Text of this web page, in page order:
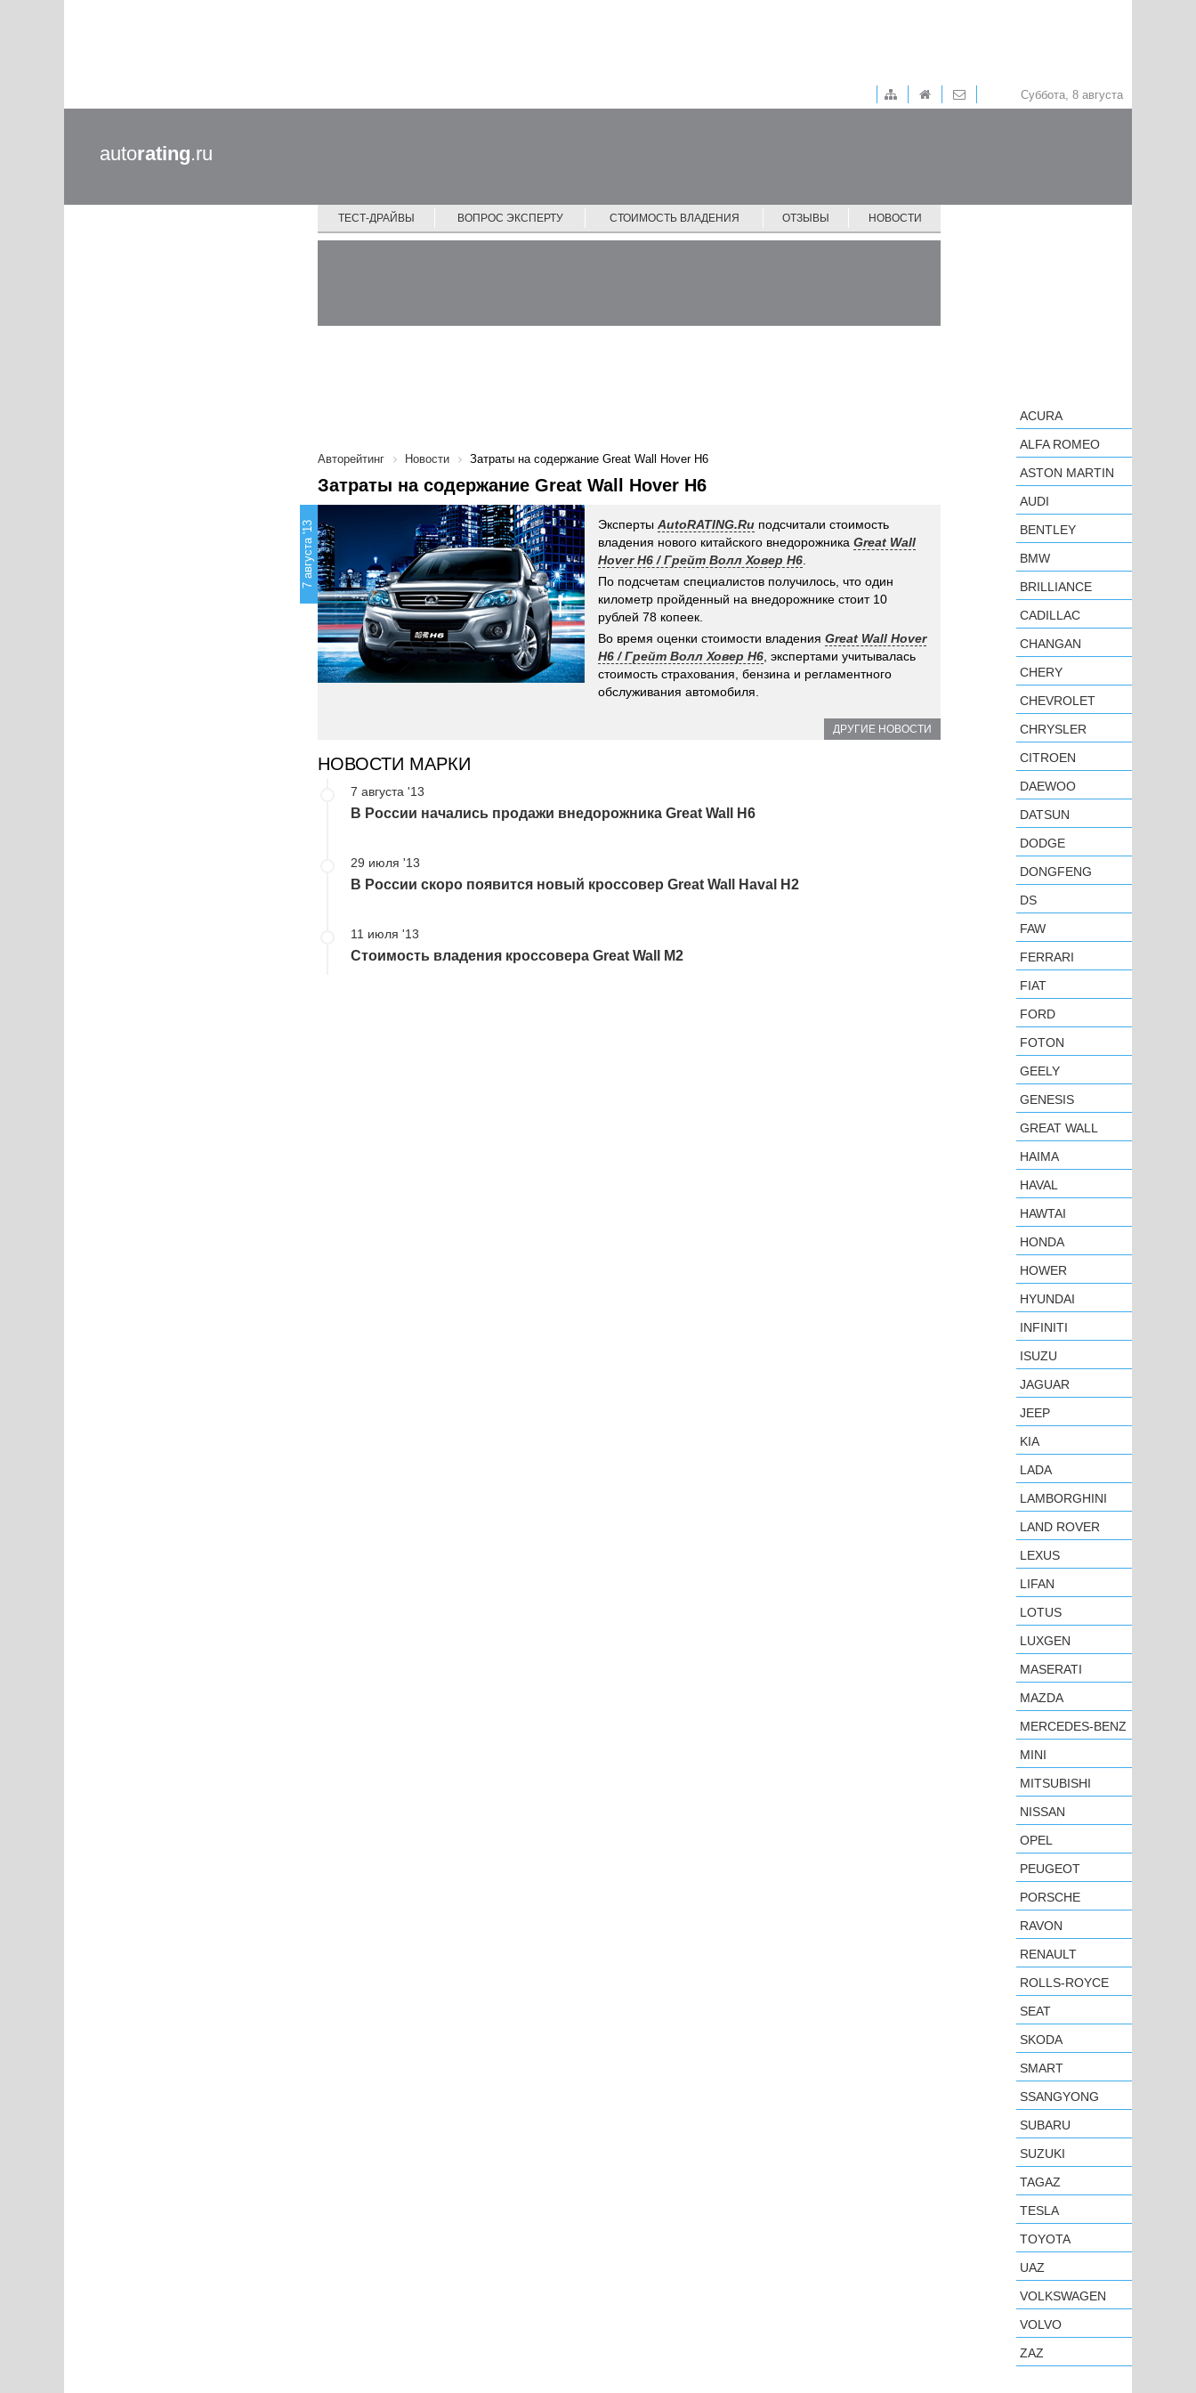
Суббота, 8 августа
autorating.ru
ТЕСТ-ДРАЙВЫ ВОПРОС ЭКСПЕРТУ СТОИМОСТЬ ВЛАДЕНИЯ ОТЗЫВЫ НОВОСТИ
Авторейтинг Новости Затраты на содержание Great Wall Hover H6
Затраты на содержание Great Wall Hover H6
7 августа '13 Эксперты AutoRATING.Ru подсчитали стоимость
владения нового китайского внедорожника Great Wall
Hover H6 / Грейт Волл Ховер H6
По подсчетам специалистов получилось, что один
километр пройденный на внедорожнике стоит 10
рублей 78 копеек.
Во время оценки стоимости владения Great Wall Hover
H6 / Грейт Волл Ховер H6 , экспертами учитывалась
стоимость страхования, бензина и регламентного
обслуживания автомобиля.
ДРУГИЕ НОВОСТИ
НОВОСТИ МАРКИ
7 августа '13
В России начались продажи внедорожника Great Wall H6
29 июля '13
В России скоро появится новый кроссовер Great Wall Haval H2
11 июля '13
Стоимость владения кроссовера Great Wall M2
ACURA
ALFA ROMEO
ASTON MARTIN
AUDI
BENTLEY
BMW
BRILLIANCE
CADILLAC
CHANGAN
CHERY
CHEVROLET
CHRYSLER
CITROEN
DAEWOO
DATSUN
DODGE
DONGFENG
DS
FAW
FERRARI
FIAT
FORD
FOTON
GEELY
GENESIS
GREAT WALL
HAIMA
HAVAL
HAWTAI
HONDA
HOWER
HYUNDAI
INFINITI
ISUZU
JAGUAR
JEEP
KIA
LADA
LAMBORGHINI
LAND ROVER
LEXUS
LIFAN
LOTUS
LUXGEN
MASERATI
MAZDA
MERCEDES-BENZ
MINI
MITSUBISHI
NISSAN
OPEL
PEUGEOT
PORSCHE
RAVON
RENAULT
ROLLS-ROYCE
SEAT
SKODA
SMART
SSANGYONG
SUBARU
SUZUKI
TAGAZ
TESLA
TOYOTA
UAZ
VOLKSWAGEN
VOLVO
ZAZ